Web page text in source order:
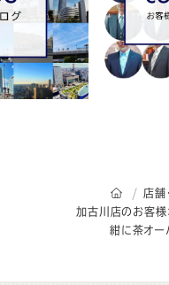
オーダ
店舗
加古川店のお客様
紺に茶オー